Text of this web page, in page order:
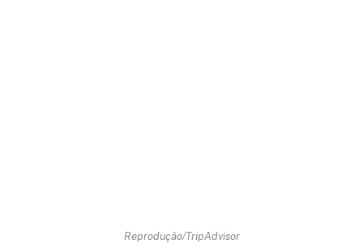
Reprodução/TripAdvisor